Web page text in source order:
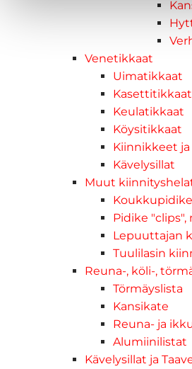
Venetikkaat
Uimatikkaat
Kasettitikkaat
Keulatikkaat
Köysitikkaat
Kiinnikkeet
Kävelysillat
Muut
Koukkupidike
Pidike "clips",
Lepuuttajan
Tuulilasin
Reuna-, köli-,
Törmäyslista
Kansikate
Reuna- ja
Alumiinilistat
Kävelysillat ja